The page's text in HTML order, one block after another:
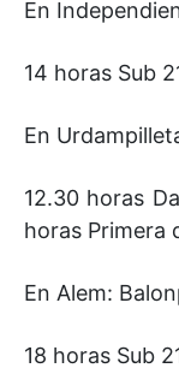
En
14 horas Sub
En
12.30 horas
horas Primera
En Alem:
18 horas Sub